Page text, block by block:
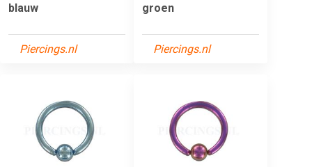
blauw
Piercings.nl
groen
Piercings.nl